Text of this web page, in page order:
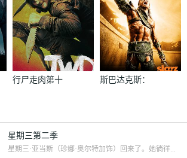
行尸走肉第十
斯巴达克斯：
星期三第二季
星期三·亚当斯（珍娜·奥尔特加饰）回来了。她徜徉...